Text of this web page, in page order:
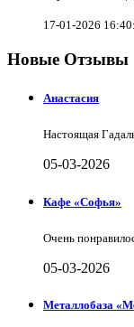
17-01-2026
Новые Отзывы
Анастасия
Настоящая
05-03-2026
Кафе «Софья»
Очень
05-03-2026
Металлобаза